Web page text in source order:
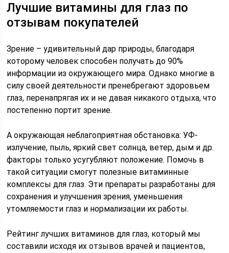
Лучшие витамины для глаз по
отзывам покупателей
Зрение – удивительный дар природы, благодаря
которому человек способен получать до 90%
информации из окружающего мира. Однако многие в
силу своей деятельности пренебрегают здоровьем
глаз, перенапрягая их и не давая никакого отдыха, что
постепенно портит зрение.
А окружающая неблагоприятная обстановка: УФ-
излучение, пыль, яркий свет солнца, ветер, дым и др.
факторы только усугубляют положение. Помочь в
такой ситуации смогут полезные витаминные
комплексы для глаз. Эти препараты разработаны для
сохранения и улучшения зрения, уменьшения
утомляемости глаз и нормализации их работы.
Рейтинг лучших витаминов для глаз, который мы
составили исходя их отзывов врачей и пациентов,